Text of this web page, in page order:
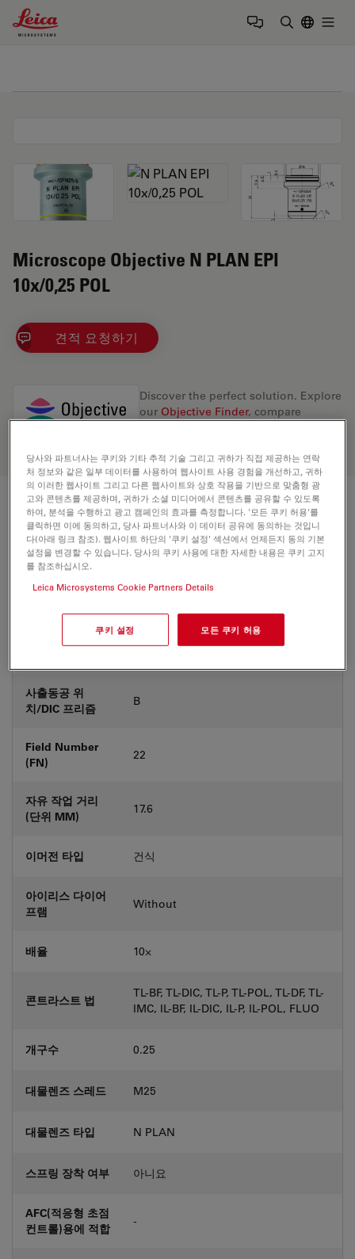
Leica Microsystems Logo
Microscope Objective N PLAN EPI
10x/0,25 POL
견적 요청하기
Discover the perfect solution. Explore
our Objective Finder, compare
기술 사양
상품 번호
보정링(CORR) -
사출동공 위
치/DIC 프리즘
B
Field Number
(FN)
22
자유 작업 거리
(단위 MM)
17.6
이머전 타입 건식
아이리스 다이어
프램
Without
배율 10⨉
콘트라스트 법
TL-BF, TL-DIC, TL-P, TL-POL, TL-DF, TL-
IMC, IL-BF, IL-DIC, IL-P, IL-POL, FLUO
개구수 0.25
대물렌즈 스레드 M25
대물렌즈 타입 N PLAN
스프링 장착 여부 아니요
AFC(적응형 초점
컨트롤)용에 적합
-
당사와 파트너사는 쿠키와 기타 추적 기술 그리고 귀하가 직접 제공하는 연락
처 정보와 같은 일부 데이터를 사용하여 웹사이트 사용 경험을 개선하고, 귀하
의 이러한 웹사이트 그리고 다른 웹사이트와 상호 작용을 기반으로 맞춤형 광
고와 콘텐츠를 제공하며, 귀하가 소셜 미디어에서 콘텐츠를 공유할 수 있도록
하여, 분석을 수행하고 광고 캠페인의 효과를 측정합니다. '모든 쿠키 허용'를
클릭하면 이에 동의하고, 당사 파트너사와 이 데이터 공유에 동의하는 것입니
다(아래 링크 참조). 웹사이트 하단의 '쿠키 설정' 섹션에서 언제든지 동의 기본
설정을 변경할 수 있습니다. 당사의 쿠키 사용에 대한 자세한 내용은 쿠키 고지
를 참조하십시오.
Leica Microsystems Cookie Partners Details
쿠키 설정 모든 쿠키 허용